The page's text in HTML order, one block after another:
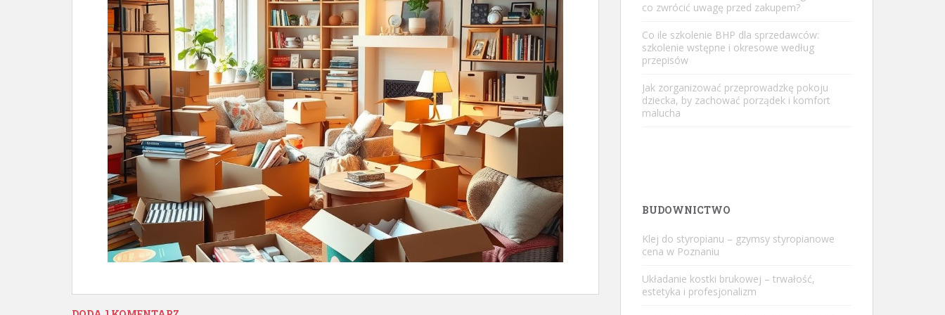
co zwrócić uwagę przed zakupem?
Co ile szkolenie BHP dla sprzedawców:
szkolenie wstępne i okresowe według
przepisów
Jak zorganizować przeprowadzkę pokoju
dziecka, by zachować porządek i komfort
malucha
BUDOWNICTWO
Klej do styropianu – gzymsy styropianowe
cena w Poznaniu
Układanie kostki brukowej – trwałość,
estetyka i profesjonalizm